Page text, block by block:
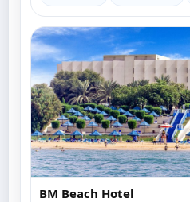
BM Beach Hotel